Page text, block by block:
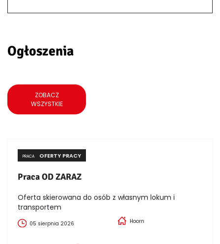
Ogłoszenia
ZOBACZ
WSZYSTKIE
PRACA OFERTY PRACY
Praca OD ZARAZ
Oferta skierowana do osób z własnym lokum i
transportem
05 sierpnia 2026 Hoorn